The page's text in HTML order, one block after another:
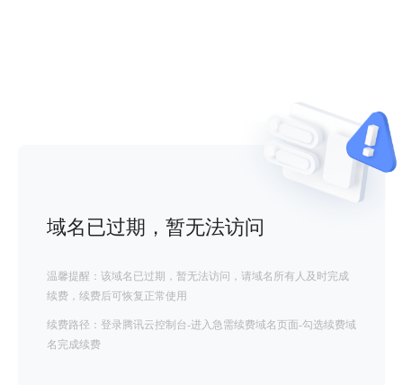
域名已过期，暂无法访问
温馨提醒：该域名已过期，暂无法访问，请域名所有人及时完成
续费，续费后可恢复正常使用
续费路径：登录腾讯云控制台-进入急需续费域名页面-勾选续费域
名完成续费